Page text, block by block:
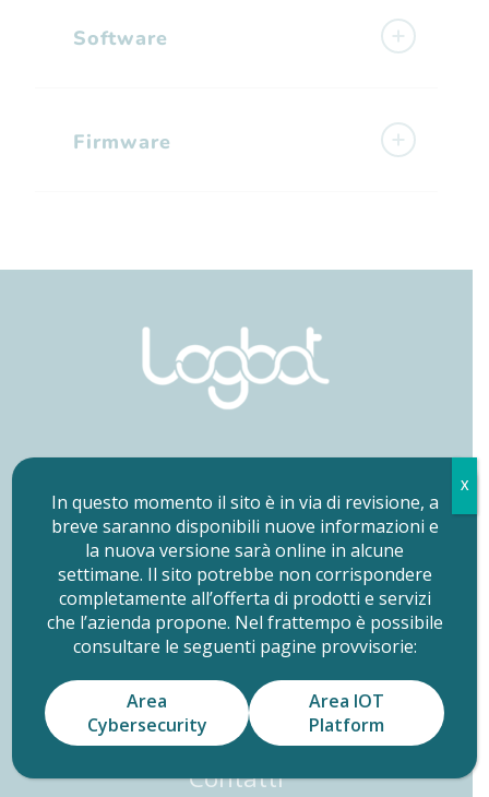
Software
Firmware
AZIENDA
Storia
Mission
Vision
Team
Lavora con noi
Contatti
In questo momento il sito è in via di revisione, a
breve saranno disponibili nuove informazioni e
la nuova versione sarà online in alcune
settimane. Il sito potrebbe non corrispondere
completamente all’offerta di prodotti e servizi
che l’azienda propone. Nel frattempo è possibile
consultare le seguenti pagine provvisorie:
Area
Cybersecurity
Area IOT
Platform
X